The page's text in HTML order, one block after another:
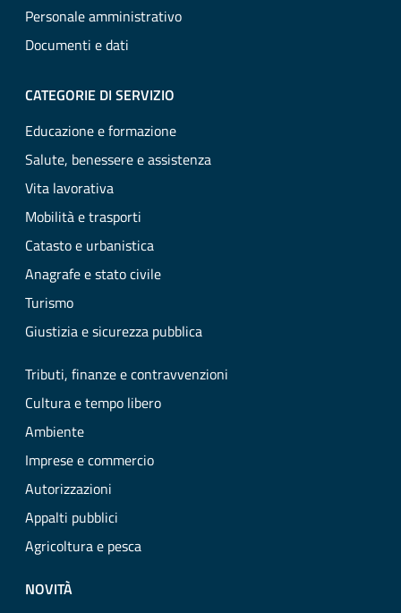
Personale amministrativo
Documenti e dati
CATEGORIE DI SERVIZIO
Educazione e formazione
Salute, benessere e assistenza
Vita lavorativa
Mobilità e trasporti
Catasto e urbanistica
Anagrafe e stato civile
Turismo
Giustizia e sicurezza pubblica
Tributi, finanze e contravvenzioni
Cultura e tempo libero
Ambiente
Imprese e commercio
Autorizzazioni
Appalti pubblici
Agricoltura e pesca
NOVITÀ